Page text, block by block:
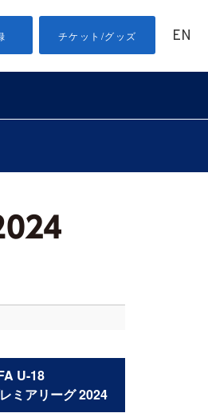
チケット/グッズ EN
U-18
ミアリーグ 2024